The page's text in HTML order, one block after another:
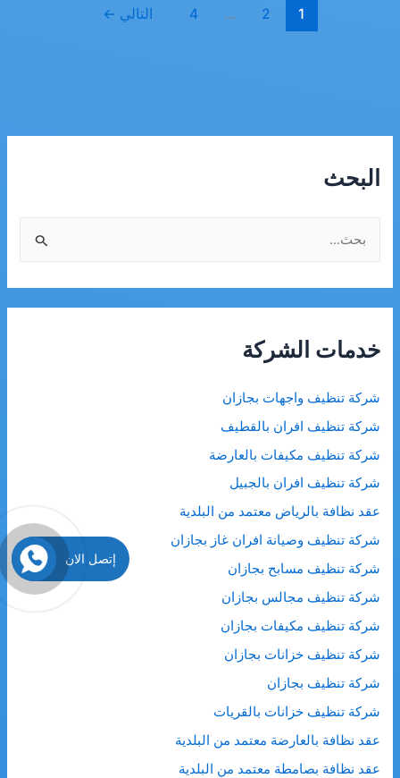
1
2
…
4 التالي ←
البحث
ح
ع
خدمات الشركة
شركة تنظيف واجهات بجازان
شركة تنظيف افران بالقطيف
شركة تنظيف مكيفات بالعارضة
شركة تنظيف افران بالجبيل
عقد نظافة بالرياض معتمد من البلدية
شركة تنظيف وصيانة افران غاز بجازان
شركة تنظيف مسابح بجازان
شركة تنظيف مجالس بجازان
شركة تنظيف مكيفات بجازان
شركة تنظيف خزانات بجازان
شركة تنظيف بجازان
شركة تنظيف خزانات بالقريات
عقد نظافة بالعارضة معتمد من البلدية
عقد نظافة بصامطة معتمد من البلدية
إتصل الان